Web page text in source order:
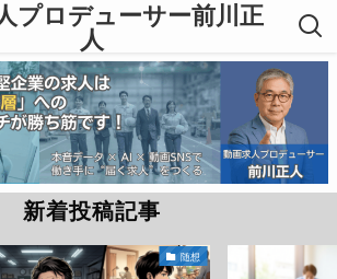
プロデューサー前川正
人
新着投稿記事
随想